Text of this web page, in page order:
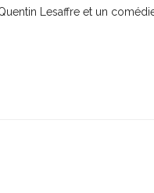
Lesaffre et un